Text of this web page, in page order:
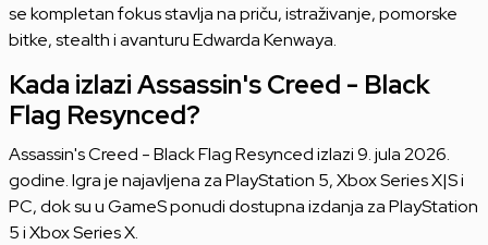
se kompletan fokus stavlja na priču, istraživanje, pomorske
bitke, stealth i avanturu Edwarda Kenwaya.
Kada izlazi Assassin's Creed - Black
Flag Resynced?
Assassin's Creed - Black Flag Resynced izlazi 9. jula 2026.
godine. Igra je najavljena za PlayStation 5, Xbox Series X|S i
PC, dok su u GameS ponudi dostupna izdanja za PlayStation
5 i Xbox Series X.